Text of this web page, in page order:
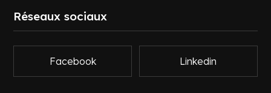
Réseaux sociaux
Facebook Linkedin